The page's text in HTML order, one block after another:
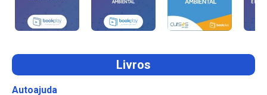
Livros
Autoajuda